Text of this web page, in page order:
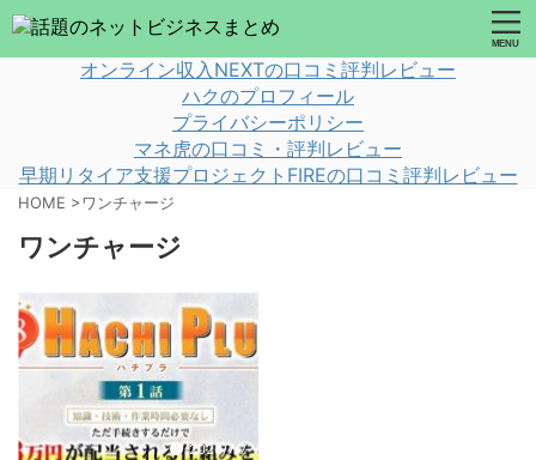
オンライン収入NEXTの口コミ評判レビュー
ハクのプロフィール
プライバシーポリシー
マネ虎の口コミ・評判レビュー
早期リタイア支援プロジェクトFIREの口コミ評判レビュー
HOME >ワンチャージ
ワンチャージ
2026/7/7